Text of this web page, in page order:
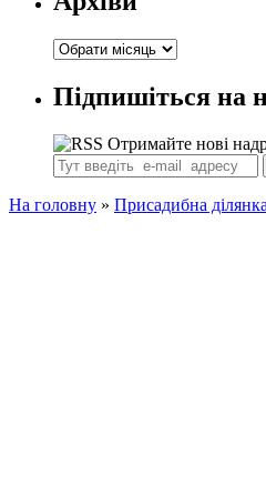
Архіви
Підпишіться на
Отримайте нові
На головну » Присадибна ділянка